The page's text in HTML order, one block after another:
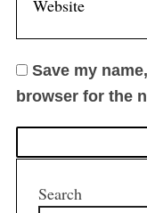
Save my
browser for the
Search